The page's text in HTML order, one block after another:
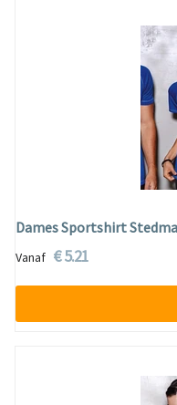
Dames Sportshirt
Vanaf € 5.21